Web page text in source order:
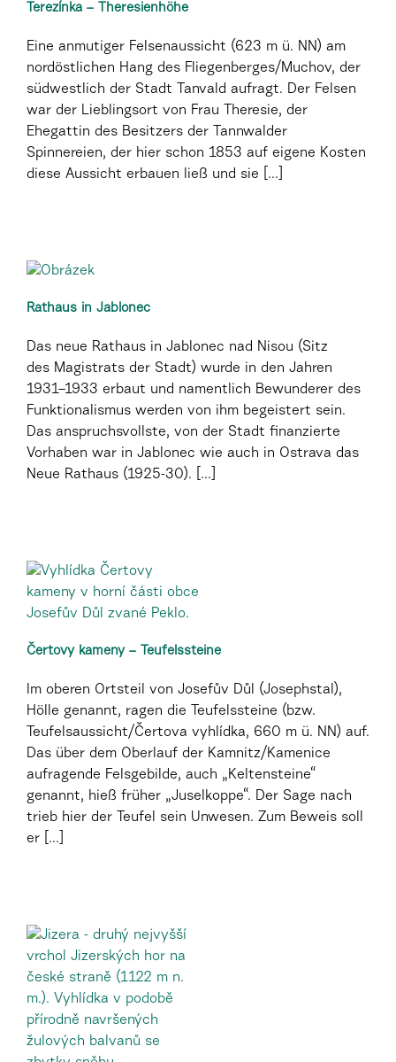
Terezínka – Theresienhöhe
Eine anmutiger Felsenaussicht (623 m ü. NN) am
nordöstlichen Hang des Fliegenberges/Muchov, der
südwestlich der Stadt Tanvald aufragt. Der Felsen
war der Lieblingsort von Frau Theresie, der
Ehegattin des Besitzers der Tannwalder
Spinnereien, der hier schon 1853 auf eigene Kosten
diese Aussicht erbauen ließ und sie [...]
Rathaus in Jablonec
Das neue Rathaus in Jablonec nad Nisou (Sitz
des Magistrats der Stadt) wurde in den Jahren
1931–1933 erbaut und namentlich Bewunderer des
Funktionalismus werden von ihm begeistert sein.
Das anspruchsvollste, von der Stadt finanzierte
Vorhaben war in Jablonec wie auch in Ostrava das
Neue Rathaus (1925-30). [...]
Čertovy kameny – Teufelssteine
Im oberen Ortsteil von Josefův Důl (Josephstal),
Hölle genannt, ragen die Teufelssteine (bzw.
Teufelsaussicht/Čertova vyhlídka, 660 m ü. NN) auf.
Das über dem Oberlauf der Kamnitz/Kamenice
aufragende Felsgebilde, auch „Keltensteine“
genannt, hieß früher „Juselkoppe“. Der Sage nach
trieb hier der Teufel sein Unwesen. Zum Beweis soll
er [...]